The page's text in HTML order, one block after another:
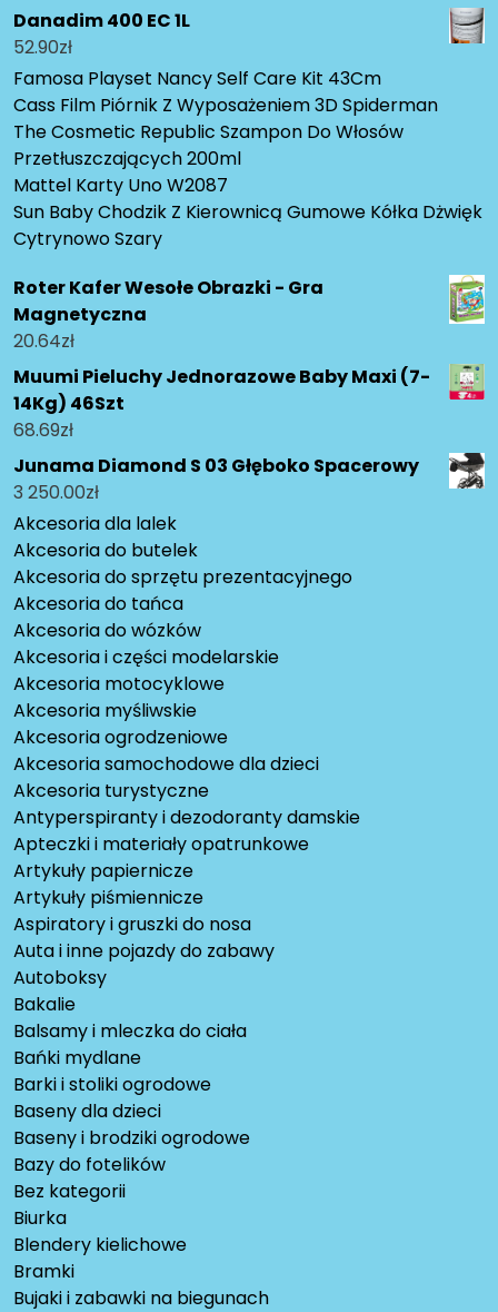
Danadim 400 EC 1L
52.90zł
Famosa Playset Nancy Self Care Kit 43Cm
Cass Film Piórnik Z Wyposażeniem 3D Spiderman
The Cosmetic Republic Szampon Do Włosów
Przetłuszczających 200ml
Mattel Karty Uno W2087
Sun Baby Chodzik Z Kierownicą Gumowe Kółka Dżwięk
Cytrynowo Szary
Roter Kafer Wesołe Obrazki - Gra
Magnetyczna
20.64zł
Muumi Pieluchy Jednorazowe Baby Maxi (7-
14Kg) 46Szt
68.69zł
Junama Diamond S 03 Głęboko Spacerowy
3 250.00zł
Akcesoria dla lalek
Akcesoria do butelek
Akcesoria do sprzętu prezentacyjnego
Akcesoria do tańca
Akcesoria do wózków
Akcesoria i części modelarskie
Akcesoria motocyklowe
Akcesoria myśliwskie
Akcesoria ogrodzeniowe
Akcesoria samochodowe dla dzieci
Akcesoria turystyczne
Antyperspiranty i dezodoranty damskie
Apteczki i materiały opatrunkowe
Artykuły papiernicze
Artykuły piśmiennicze
Aspiratory i gruszki do nosa
Auta i inne pojazdy do zabawy
Autoboksy
Bakalie
Balsamy i mleczka do ciała
Bańki mydlane
Barki i stoliki ogrodowe
Baseny dla dzieci
Baseny i brodziki ogrodowe
Bazy do fotelików
Bez kategorii
Biurka
Blendery kielichowe
Bramki
Bujaki i zabawki na biegunach